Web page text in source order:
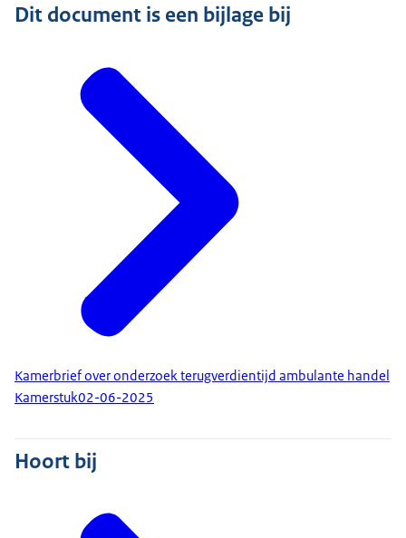
Dit document is een bijlage bij
Kamerbrief over onderzoek terugverdientijd ambulante handel
Kamerstuk02-06-2025
Hoort bij